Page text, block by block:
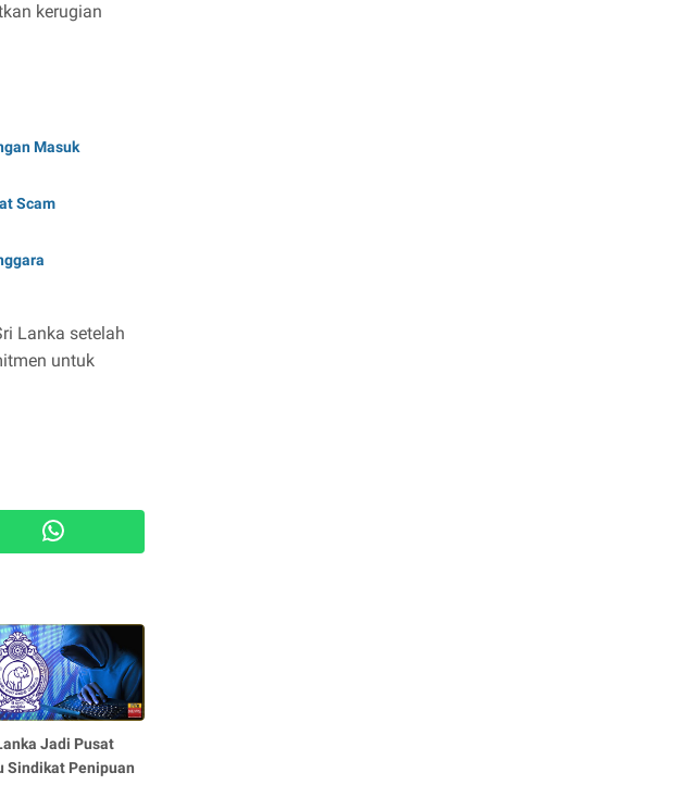
kerugian
Masuk
Scam
Lanka setelah
untuk
Jadi Pusat
Sindikat Penipuan